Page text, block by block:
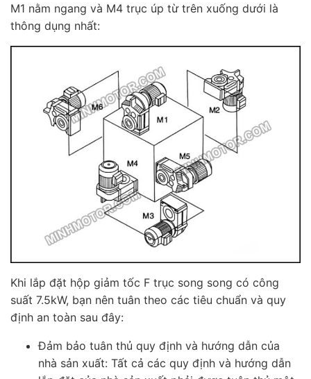
M1 nằm ngang và M4 trục úp từ trên xuống dưới là
thông dụng nhất:
Khi lắp đặt hộp giảm tốc F trục song song có công
suất 7.5kW, bạn nên tuân theo các tiêu chuẩn và quy
định an toàn sau đây:
Đảm bảo tuân thủ quy định và hướng dẫn của
nhà sản xuất: Tất cả các quy định và hướng dẫn